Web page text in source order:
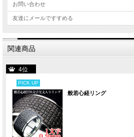
お問い合わせ
友達にメールですすめる
関連商品
4位
PICK UP
般若心経リング